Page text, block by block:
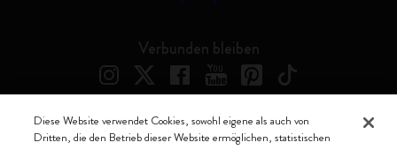
Verbunden bleiben
Moleskine ® ist ein eingetragenes Warenzeichen von Moleskine Srl a
Diese Website verwendet Cookies, sowohl eigene als auch von
Dritten, die den Betrieb dieser Website ermöglichen, statistischen